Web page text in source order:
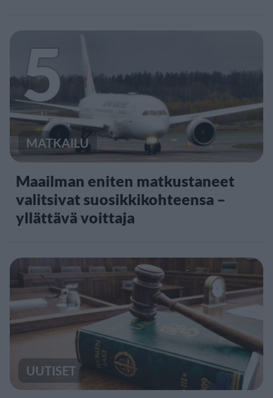
5
MATKAILU
Maailman eniten matkustaneet
valitsivat suosikkikohteensa –
yllättävä voittaja
UUTISET